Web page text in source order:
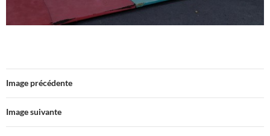
Image précédente
Image suivante